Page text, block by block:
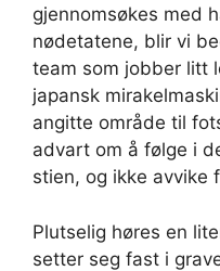
gjennomsøkes med
nødetatene, blir vi
team som jobber litt
japansk
angitte område til
advart om å følge i
stien, og ikke avvike
Plutselig høres en
setter seg fast i